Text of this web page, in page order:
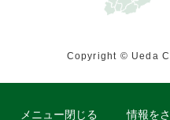
メニュー閉じる 情報を
Copyright © Ueda